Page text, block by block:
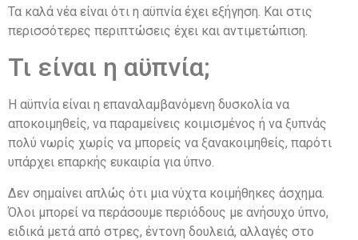
Τα καλά νέα είναι ότι η αϋπνία έχει εξήγηση. Και στις
περισσότερες περιπτώσεις έχει και αντιμετώπιση.
Τι είναι η αϋπνία;
Η αϋπνία είναι η επαναλαμβανόμενη δυσκολία να
αποκοιμηθείς, να παραμείνεις κοιμισμένος ή να ξυπνάς
πολύ νωρίς χωρίς να μπορείς να ξανακοιμηθείς, παρότι
υπάρχει επαρκής ευκαιρία για ύπνο.
Δεν σημαίνει απλώς ότι μια νύχτα κοιμήθηκες άσχημα.
Όλοι μπορεί να περάσουμε περιόδους με ανήσυχο ύπνο,
ειδικά μετά από στρες, έντονη δουλειά, αλλαγές στο